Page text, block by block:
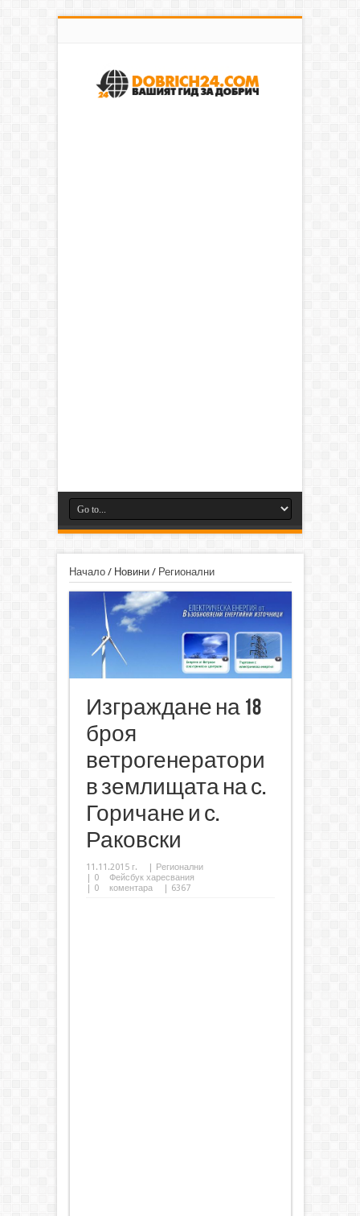
Начало/ Новини/ Регионални
Изграждане на 18
броя
ветрогенератори
в землищата на с.
Горичане и с.
Раковски
11.11.2015 г.
Регионални
0
Фейсбук харесвания
0 коментара | 6367